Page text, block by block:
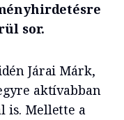
sor.
Járai Márk,
aktívabban
is. Mellette a